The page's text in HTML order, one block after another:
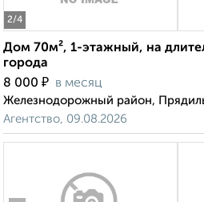
2/4
Дом 70м², 1-этажный, на
города
8 000 ₽ в месяц
Железнодорожный район,
Агентство, 09.08.2026